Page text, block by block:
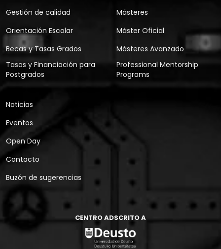
Gestión de calidad
Orientación Escolar
Becas y Tasas Grados
Tasas y Financiación para
Postgrados
Másteres
Máster Oficial
Másteres Avanzado
Professional Mentorship
Programs
Noticias
Eventos
Open Day
Contacto
Buzón de sugerencias
CENTRO ADSCRITO A